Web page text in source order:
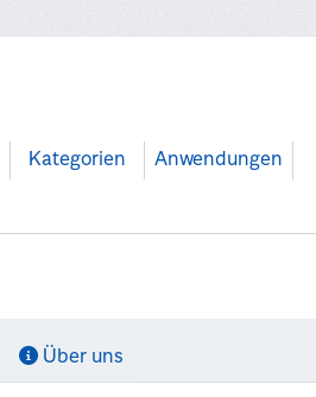
Kategorien Anwendungen
Über uns